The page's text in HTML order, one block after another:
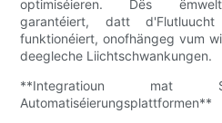
optimiséieren. Dës
garantéiert, datt
funktionéiert, onofhängeg vum
deegleche Liichtschwankungen.
**Integratioun mat
Automatiséierungsplattformen**